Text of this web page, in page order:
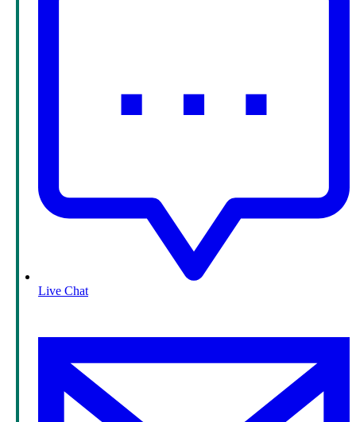
Live Chat